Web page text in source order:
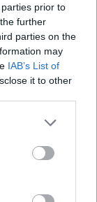
prior to
further
parties on the
may
IAB’s List of
it to other
more Google
may click to
party tags to
below Google